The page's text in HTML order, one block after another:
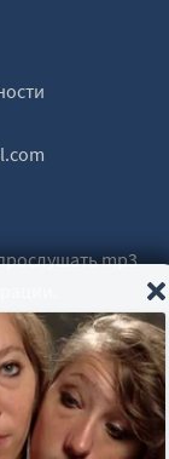
mp3
защищены.